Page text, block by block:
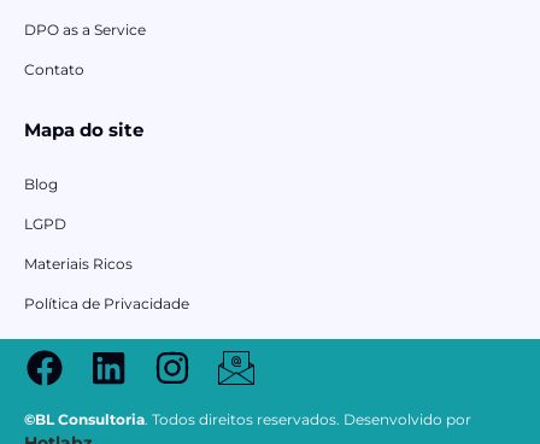
DPO as a Service
Contato
Mapa do site
Blog
LGPD
Materiais Ricos
Política de Privacidade
©BL Consultoria. Todos direitos reservados. Desenvolvido por